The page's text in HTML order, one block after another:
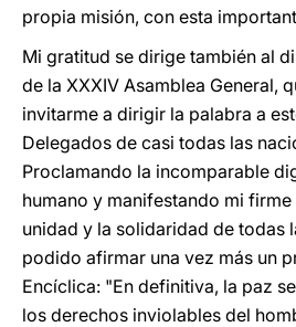
propia misión, con esta
Mi gratitud se dirige también al
de la XXXIV Asamblea General,
invitarme a dirigir la palabra a
Delegados de casi todas las
Proclamando la incomparable
humano y manifestando mi
unidad y la solidaridad de todas
podido afirmar una vez más un
Encíclica: "En definitiva, la paz
los derechos inviolables del